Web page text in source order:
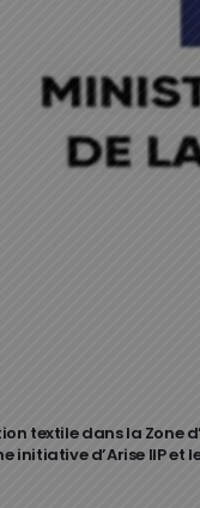
textile dans la Zone
initiative d’Arise IIP